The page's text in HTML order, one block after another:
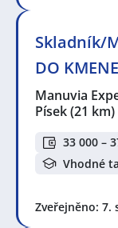
Skladník/
DO
Manuvia
Písek(21 km)
33 000 –
Vhodné
Zveřejněno: 7.